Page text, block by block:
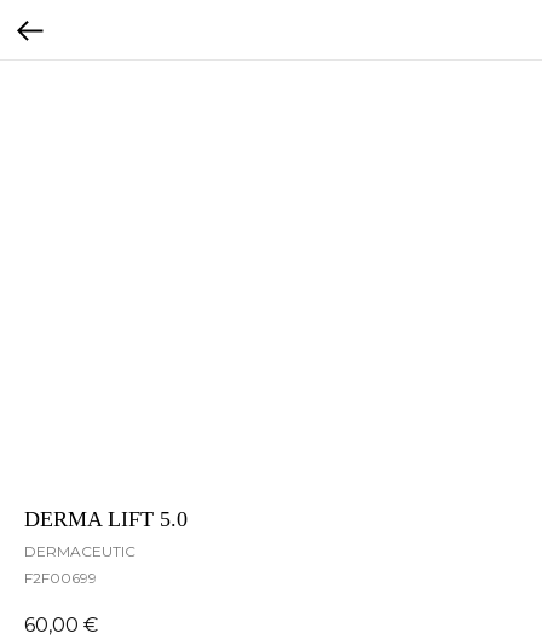
DERMA LIFT 5.0
DERMACEUTIC
F2F00699
60,00 €